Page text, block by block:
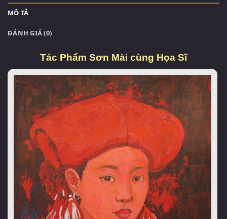
MÔ TẢ
ĐÁNH GIÁ (0)
Tác Phẩm Sơn Mài cùng Họa Sĩ